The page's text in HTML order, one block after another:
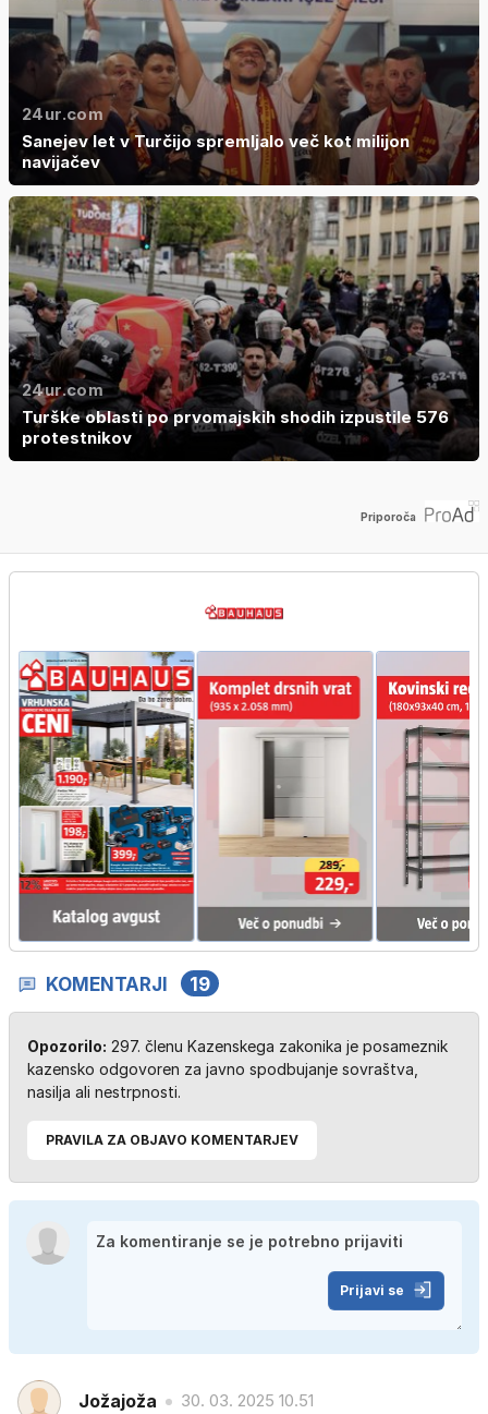
24ur.com
Sanejev let v Turčijo spremljalo več kot milijon
navijačev
24ur.com
Turške oblasti po prvomajskih shodih izpustile 576
protestnikov
Priporoča
KOMENTARJI 19
Opozorilo: 297. členu Kazenskega zakonika je posameznik
kazensko odgovoren za javno spodbujanje sovraštva,
nasilja ali nestrpnosti.
PRAVILA ZA OBJAVO KOMENTARJEV
Prijavi se
Jožajoža 30. 03. 2025 10.51